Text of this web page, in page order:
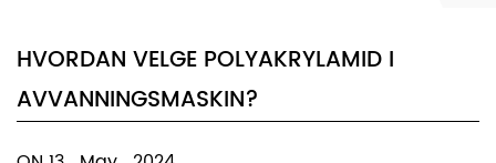
HVORDAN VELGE POLYAKRYLAMID I
AVVANNINGSMASKIN?